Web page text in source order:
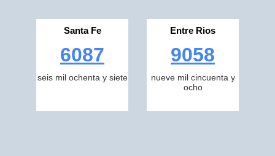
Santa Fe
6087
seis mil ochenta y siete
Entre Rios
9058
nueve mil cincuenta y
ocho